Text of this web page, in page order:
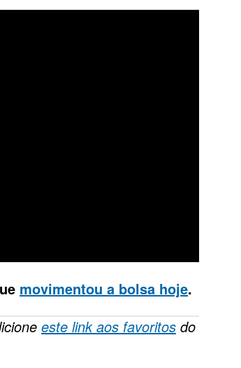
movimentou a bolsa hoje.
este link aos favoritos do